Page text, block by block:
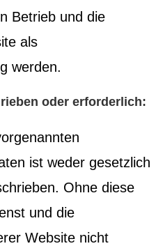
Betrieb und die
als
werden.
oder erforderlich:
ist weder gesetzlich
Ohne diese
und die
Website nicht